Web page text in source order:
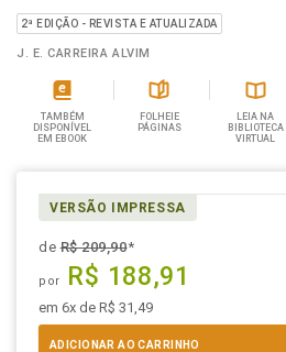
2ª EDIÇÃO - REVISTA E ATUALIZADA
J. E. CARREIRA ALVIM
TAMBÉM
DISPONÍVEL
EM EBOOK
FOLHEIE
PÁGINAS
LEIA NA
BIBLIOTECA
VIRTUAL
VERSÃO IMPRESSA
deR$ 209,90*
por R$ 188,91
em 6x de R$ 31,49
ADICIONAR AO CARRINHO